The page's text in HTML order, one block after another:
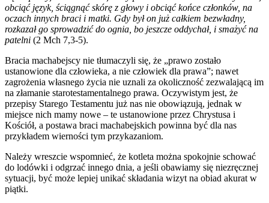
obciąć język, ściągnąć skórę z głowy i obciąć końce członków, na
oczach innych braci i matki. Gdy był on już całkiem bezwładny,
rozkazał go sprowadzić do ognia, bo jeszcze oddychał, i smażyć na
patelni (2 Mch 7,3-5).
Bracia machabejscy nie tłumaczyli się, że „prawo zostało
ustanowione dla człowieka, a nie człowiek dla prawa”; nawet
zagrożenia własnego życia nie uznali za okoliczność zezwalającą im
na złamanie starotestamentalnego prawa. Oczywistym jest, że
przepisy Starego Testamentu już nas nie obowiązują, jednak w
miejsce nich mamy nowe – te ustanowione przez Chrystusa i
Kościół, a postawa braci machabejskich powinna być dla nas
przykładem wierności tym przykazaniom.
Należy wreszcie wspomnieć, że kotleta można spokojnie schować
do lodówki i odgrzać innego dnia, a jeśli obawiamy się niezręcznej
sytuacji, być może lepiej unikać składania wizyt na obiad akurat w
piątki.